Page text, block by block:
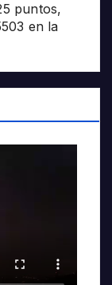
puntos,
en la